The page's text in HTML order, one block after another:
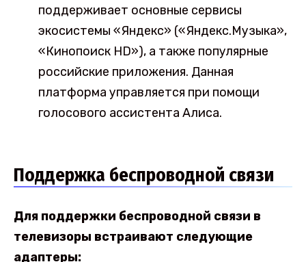
поддерживает основные сервисы
экосистемы «Яндекс» («Яндекс.Музыка»,
«Кинопоиск HD»), а также популярные
российские приложения. Данная
платформа управляется при помощи
голосового ассистента Алиса.
Поддержка беспроводной связи
Для поддержки беспроводной связи в
телевизоры встраивают следующие
адаптеры: